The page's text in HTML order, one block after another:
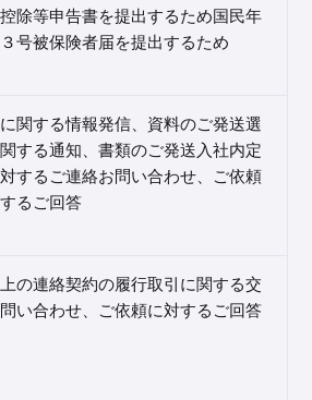
除等申告書を提出するため国民年
号被保険者届を提出するため
関する情報発信、資料のご発送選
する通知、書類のご発送入社内定
するご連絡お問い合わせ、ご依頼
るご回答
の連絡契約の履行取引に関する交
い合わせ、ご依頼に対するご回答